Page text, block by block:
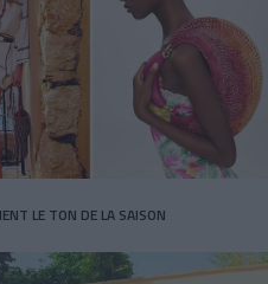
LE TON DE LA SAISON